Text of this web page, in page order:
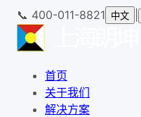
📞 400-011-8821 中文
首页
关于我们
解决方案